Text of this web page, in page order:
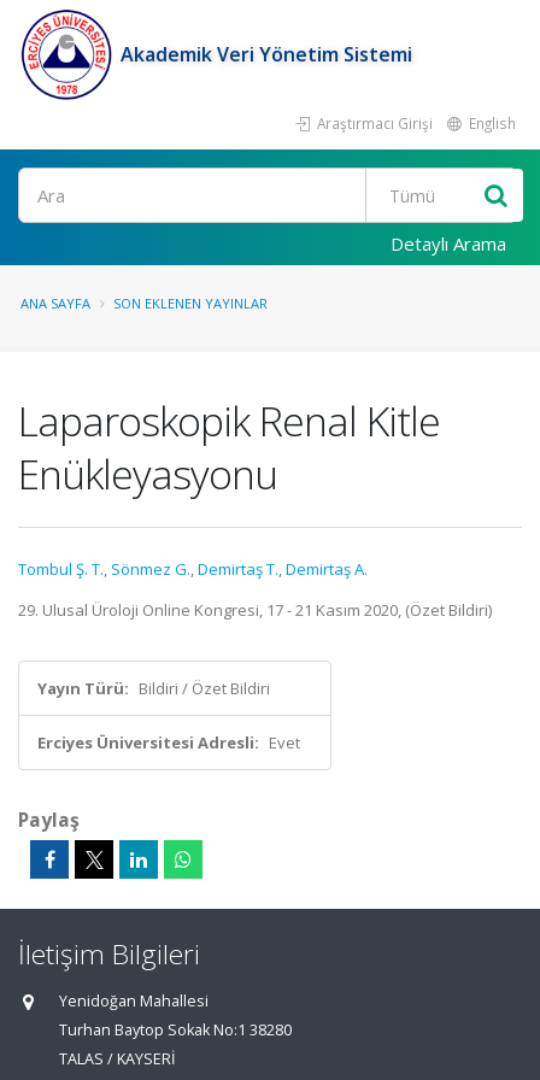
Akademik Veri Yönetim Sistemi
Araştırmacı Girişi English
Ara
Detaylı Arama
ANA SAYFA SON EKLENEN YAYINLAR
Laparoskopik Renal Kitle
Enükleyasyonu
Tombul Ş. T., Sönmez G.,Demirtaş T.,Demirtaş A.
29. Ulusal Üroloji Online Kongresi, 17 - 21 Kasım 2020, (Özet Bildiri)
Yayın Türü: Bildiri / Özet Bildiri
Erciyes Üniversitesi Adresli: Evet
Paylaş
İletişim Bilgileri
Yenidoğan Mahallesi
Turhan Baytop Sokak No:1 38280
TALAS / KAYSERİ